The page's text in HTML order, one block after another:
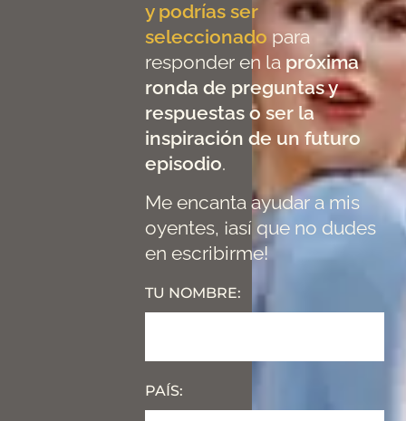
y podrías ser
seleccionado para
responder en la próxima
ronda de preguntas y
respuestas o ser la
inspiración de un futuro
episodio.
Me encanta ayudar a mis
oyentes, ¡así que no dudes
en escribirme!
TU NOMBRE:
PAÍS: